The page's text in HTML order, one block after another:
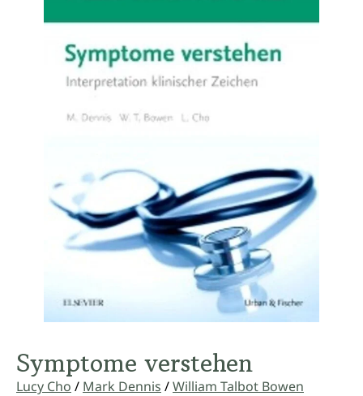
Symptome verstehen
Lucy Cho / Mark Dennis /William Talbot Bowen